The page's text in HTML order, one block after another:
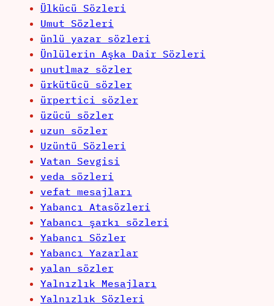
Ülkücü Sözleri
Umut Sözleri
ünlü yazar sözleri
Ünlülerin Aşka Dair Sözleri
unutlmaz sözler
ürkütücü sözler
ürpertici sözler
üzücü sözler
uzun sözler
Uzüntü Sözleri
Vatan Sevgisi
veda sözleri
vefat mesajları
Yabancı Atasözleri
Yabancı şarkı sözleri
Yabancı Sözler
Yabancı Yazarlar
yalan sözler
Yalnızlık Mesajları
Yalnızlık Sözleri